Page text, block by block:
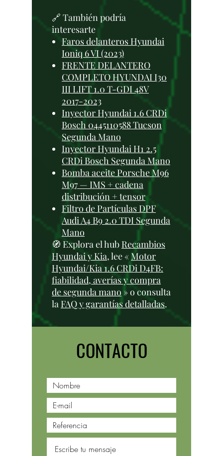
🔗 También podría
interesarte
Faros delanteros Hyundai
Ioniq 6 VI (2023)
FRENTE DELANTERO
COMPLETO HYUNDAI I30
III LIFT 1.0 T-GDI 48V
2017-2023
Inyector Hyundai 1.6 CRDi
Bosch 0445110588 Tucson
Segunda Mano
Inyector Hyundai H1 2.5
CRDi Bosch Segunda Mano
Bomba aceite Porsche M96
M97 — IMS + cadena
distribución + tensor
Filtro de Partículas DPF
Audi A4 B9 2.0 TDI Segunda
Mano
🧭 Explora el hub Recambios
Hyundai y Kia, lee « Motor
Hyundai/Kia 1.6 CRDi D4FB:
fiabilidad, averías y compra
de segunda mano » o consulta
la FAQ y garantías detalladas.
CONTACTO